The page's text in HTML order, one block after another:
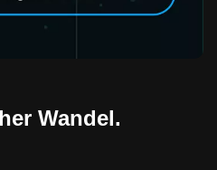
Wandel.